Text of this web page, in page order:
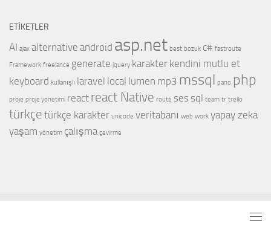
ETIKETLER
AI ajax alternative android asp.net best bozuk c# fastroute
Framework freelance generate jquery karakter kendini mutlu et
keyboard kullanışlı laravel local lumen mp3 mssql pano php
proje proje yönetimi react react Native route ses sql team tr trello
türkçe türkçe karakter unicode veritabanı web work yapay zeka
yaşam yönetim çalışma çevirme